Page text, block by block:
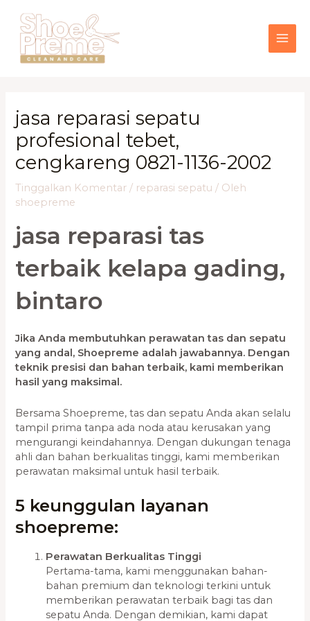
konten
jasa reparasi sepatu
profesional tebet,
cengkareng 0821-1136-2002
Tinggalkan Komentar / reparasi sepatu / Oleh
shoepreme
jasa reparasi tas
terbaik kelapa gading,
bintaro
Jika Anda membutuhkan perawatan tas dan sepatu
yang andal, Shoepreme adalah jawabannya. Dengan
teknik presisi dan bahan terbaik, kami memberikan
hasil yang maksimal.
Bersama Shoepreme, tas dan sepatu Anda akan selalu
tampil prima tanpa ada noda atau kerusakan yang
mengurangi keindahannya. Dengan dukungan tenaga
ahli dan bahan berkualitas tinggi, kami memberikan
perawatan maksimal untuk hasil terbaik.
5 keunggulan layanan
shoepreme:
Perawatan Berkualitas Tinggi
Pertama-tama, kami menggunakan bahan-
bahan premium dan teknologi terkini untuk
memberikan perawatan terbaik bagi tas dan
sepatu Anda. Dengan demikian, kami dapat